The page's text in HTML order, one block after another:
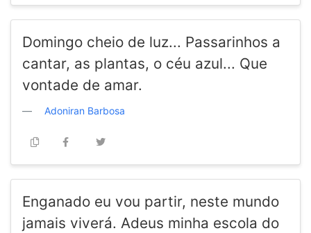
Domingo cheio de luz... Passarinhos a
cantar, as plantas, o céu azul... Que
vontade de amar.
Adoniran Barbosa
Enganado eu vou partir, neste mundo
jamais viverá. Adeus minha escola do